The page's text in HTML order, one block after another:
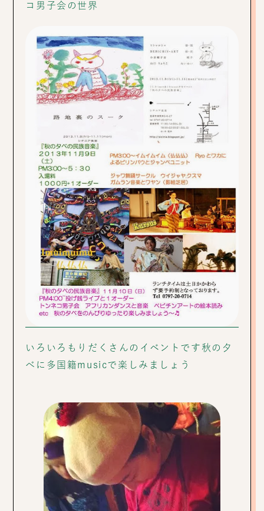
コ男子会の世界
いろいろもりだくさんのイベントです秋の夕
べに多国籍musicで楽しみましょう